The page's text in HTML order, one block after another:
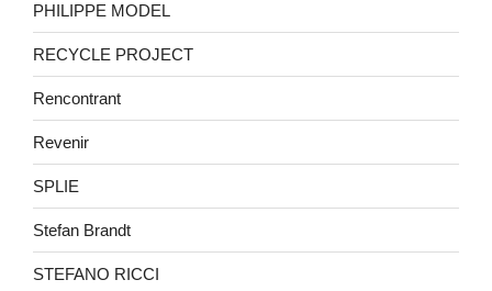
PHILIPPE MODEL
RECYCLE PROJECT
Rencontrant
Revenir
SPLIE
Stefan Brandt
STEFANO RICCI